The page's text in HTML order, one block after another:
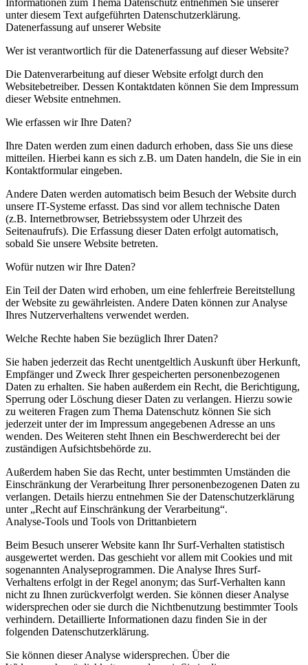
unter diesem Text aufgeführten Datenschutzerklärung.
Datenerfassung auf unserer Website
Wer ist verantwortlich für die Datenerfassung auf dieser Website?
Die Datenverarbeitung auf dieser Website erfolgt durch den
Websitebetreiber. Dessen Kontaktdaten können Sie dem Impressum
dieser Website entnehmen.
Wie erfassen wir Ihre Daten?
Ihre Daten werden zum einen dadurch erhoben, dass Sie uns diese
mitteilen. Hierbei kann es sich z.B. um Daten handeln, die Sie in ein
Kontaktformular eingeben.
Andere Daten werden automatisch beim Besuch der Website durch
unsere IT-Systeme erfasst. Das sind vor allem technische Daten
(z.B. Internetbrowser, Betriebssystem oder Uhrzeit des
Seitenaufrufs). Die Erfassung dieser Daten erfolgt automatisch,
sobald Sie unsere Website betreten.
Wofür nutzen wir Ihre Daten?
Ein Teil der Daten wird erhoben, um eine fehlerfreie Bereitstellung
der Website zu gewährleisten. Andere Daten können zur Analyse
Ihres Nutzerverhaltens verwendet werden.
Welche Rechte haben Sie bezüglich Ihrer Daten?
Sie haben jederzeit das Recht unentgeltlich Auskunft über Herkunft,
Empfänger und Zweck Ihrer gespeicherten personenbezogenen
Daten zu erhalten. Sie haben außerdem ein Recht, die Berichtigung,
Sperrung oder Löschung dieser Daten zu verlangen. Hierzu sowie
zu weiteren Fragen zum Thema Datenschutz können Sie sich
jederzeit unter der im Impressum angegebenen Adresse an uns
wenden. Des Weiteren steht Ihnen ein Beschwerderecht bei der
zuständigen Aufsichtsbehörde zu.
Außerdem haben Sie das Recht, unter bestimmten Umständen die
Einschränkung der Verarbeitung Ihrer personenbezogenen Daten zu
verlangen. Details hierzu entnehmen Sie der Datenschutzerklärung
unter „Recht auf Einschränkung der Verarbeitung“.
Analyse-Tools und Tools von Drittanbietern
Beim Besuch unserer Website kann Ihr Surf-Verhalten statistisch
ausgewertet werden. Das geschieht vor allem mit Cookies und mit
sogenannten Analyseprogrammen. Die Analyse Ihres Surf-
Verhaltens erfolgt in der Regel anonym; das Surf-Verhalten kann
nicht zu Ihnen zurückverfolgt werden. Sie können dieser Analyse
widersprechen oder sie durch die Nichtbenutzung bestimmter Tools
verhindern. Detaillierte Informationen dazu finden Sie in der
folgenden Datenschutzerklärung.
Sie können dieser Analyse widersprechen. Über die